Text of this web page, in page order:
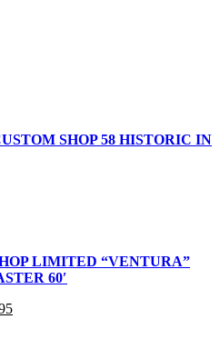
SHOP 58 HISTORIC IN
LIMITED “VENTURA”
60′